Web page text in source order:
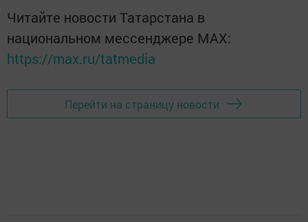
Читайте новости Татарстана в
национальном мессенджере MАХ:
https://max.ru/tatmedia
Перейти на страницу новости